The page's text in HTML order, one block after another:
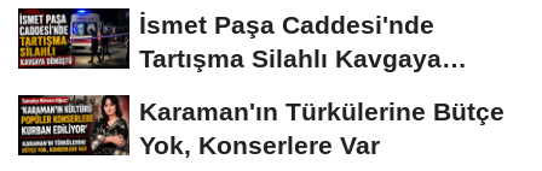
İsmet Paşa Caddesi'nde
Tartışma Silahlı Kavgaya
Karaman'ın Türkülerine Bütçe
Yok, Konserlere Var